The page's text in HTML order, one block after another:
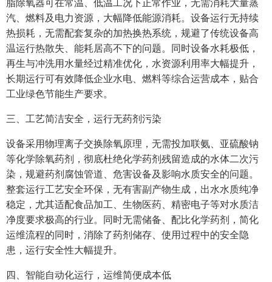
汽、燃料及电力资源，大幅降低能源消耗。设备运行无持续
热损耗，无需配套复杂的加热换热系统，规避了传统设备高
温运行热散失、能耗居高不下的问题。同时设备水耗极低，
再生与冲洗用水量经过精准优化，水资源利用率大幅提升，
长期运行可有效降低企业水电、燃料等综合运营成本，贴合
工业绿色节能生产要求。
三、工艺简洁安全，运行无药剂污染
设备采用物理离子交换除氧原理，无需投加联氨、亚硫酸钠
等化学除氧药剂，彻底杜绝化学药剂残留造成的水体二次污
染，规避药剂腐蚀管道、危害设备及影响水质安全的问题。
整套运行工艺安全环保，无有害副产物生成，出水水质纯净
稳定，尤其适配食品加工、生物医药、精密电子等对水质洁
净度要求极高的行业。同时无需储备、配比化学药剂，简化
运维流程的同时，消除了药剂储存、使用过程中的安全隐
患，运行安全性大幅提升。
四、智能自动化运行，运维简便成本低